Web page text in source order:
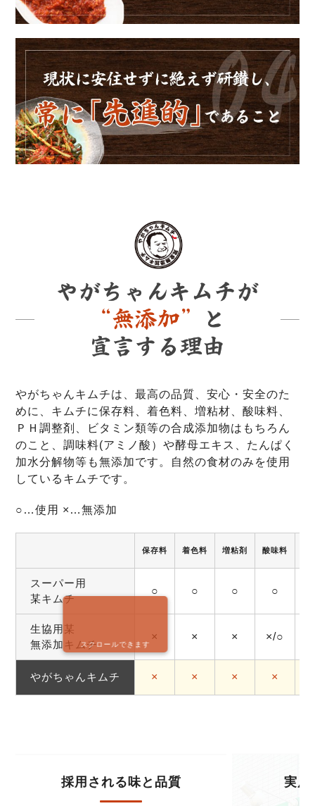
やがちゃんキムチは、最高の品質、安心・安全のた
めに、キムチに保存料、着色料、増粘材、酸味料、
ＰＨ調整剤、ビタミン類等の合成添加物はもちろん
のこと、調味料(アミノ酸）や酵母エキス、たんぱく
加水分解物等も無添加です。自然の食材のみを使用
しているキムチです。
○…使用 ×…無添加
保存料 着色料 増粘剤 酸味料
スーパー用
某キムチ
○ ○ ○ ○
生協用某
無添加キムチ
× × × ×/○
やがちゃんキムチ × × × ×
スクロールできます
採用される味と品質 実店